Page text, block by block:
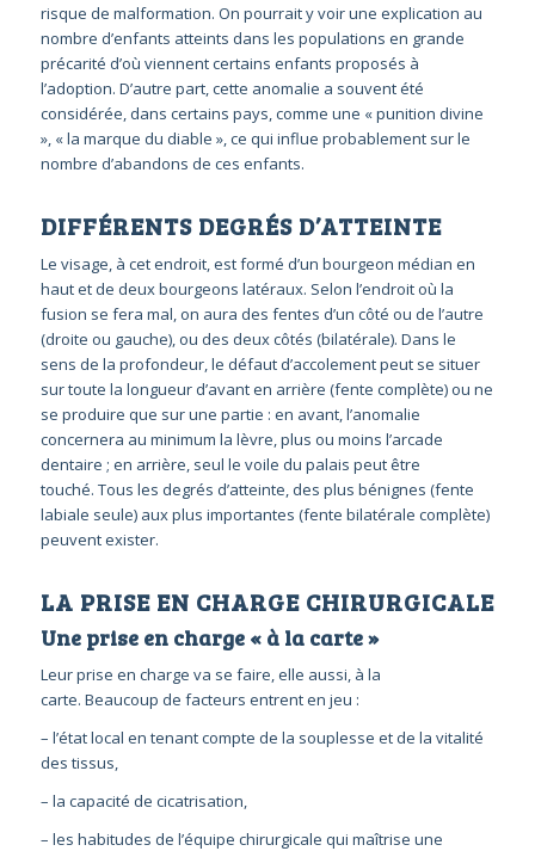
risque de malformation. On pourrait y voir une explication au
nombre d’enfants atteints dans les populations en grande
précarité d’où viennent certains enfants proposés à
l’adoption. D’autre part, cette anomalie a souvent été
considérée, dans certains pays, comme une « punition divine
», « la marque du diable », ce qui influe probablement sur le
nombre d’abandons de ces enfants.
DIFFÉRENTS DEGRÉS D’ATTEINTE
Le visage, à cet endroit, est formé d’un bourgeon médian en
haut et de deux bourgeons latéraux. Selon l’endroit où la
fusion se fera mal, on aura des fentes d’un côté ou de l’autre
(droite ou gauche), ou des deux côtés (bilatérale). Dans le
sens de la profondeur, le défaut d’accolement peut se situer
sur toute la longueur d’avant en arrière (fente complète) ou ne
se produire que sur une partie : en avant, l’anomalie
concernera au minimum la lèvre, plus ou moins l’arcade
dentaire ; en arrière, seul le voile du palais peut être
touché. Tous les degrés d’atteinte, des plus bénignes (fente
labiale seule) aux plus importantes (fente bilatérale complète)
peuvent exister.
LA PRISE EN CHARGE CHIRURGICALE
Une prise en charge « à la carte »
Leur prise en charge va se faire, elle aussi, à la
carte. Beaucoup de facteurs entrent en jeu :
– l’état local en tenant compte de la souplesse et de la vitalité
des tissus,
– la capacité de cicatrisation,
– les habitudes de l’équipe chirurgicale qui maîtrise une